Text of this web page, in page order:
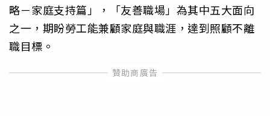
略－家庭支持篇」，「友善職場」為其中五大面向
之一，期盼勞工能兼顧家庭與職涯，達到照顧不離
職目標。